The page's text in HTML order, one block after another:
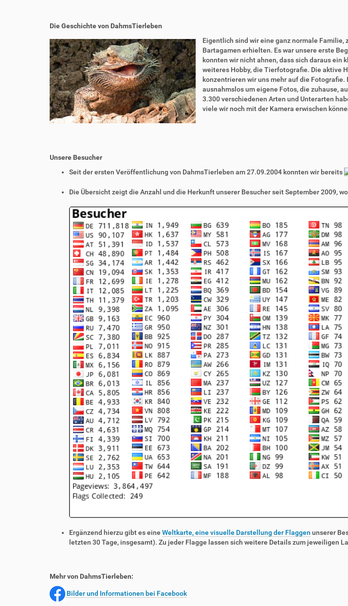
Die Geschichte von DahmsTierleben
Eigentlich sind wir eine ganz normale Familie,
Bartagamen erhielten. Es war unsere erste
konnten wir nicht ahnen, dass sich daraus ein
weiteres Hobby, die Tierfotografie. Die aktive
konzentrieren wir uns mehr auf die
ausnahmslos um eigene Fotos, die zuhause,
3.300 verschiedenen Arten und Unterarten
viele wir noch mit der Kamera erwischen
Unsere Besucher
Seit der ersten Veröffentlichung von DahmsTierleben am 27.09.2004 konnten wir bereits
Die Übersicht zeigt die Anzahl und die Herkunft unserer Besucher seit September 2009,
Ergänzend hierzu gibt es eine Weltkarte, eine visuelle Darstellung der Flaggen unserer
letzten 30 Tage, insgesamt). Zu jeder Flagge lassen sich weitere Details zum jeweiligen
Mehr von DahmsTierleben:
Bilder und Informationen bei Facebook